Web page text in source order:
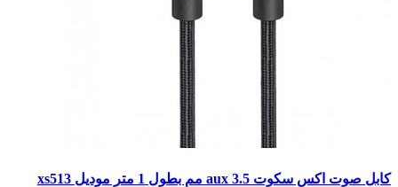
كابل صوت اكس سكوت aux 3.5 مم بطول 1 متر موديل xs513